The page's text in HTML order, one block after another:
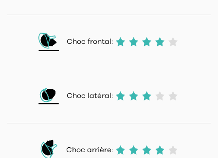
Choc frontal:
Choc latéral:
Choc arrière: